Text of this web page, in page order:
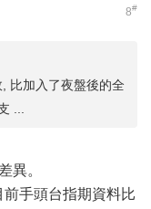
8#
比加入了夜盤後的全
...
異。
手頭台指期資料比